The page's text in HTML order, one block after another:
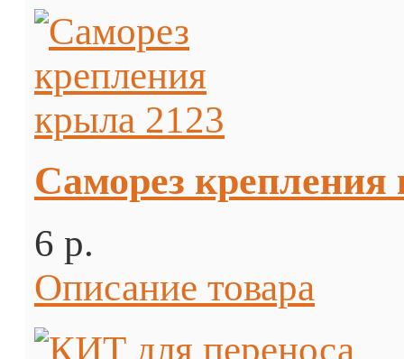
Саморез крепления
6 p.
Описание товара